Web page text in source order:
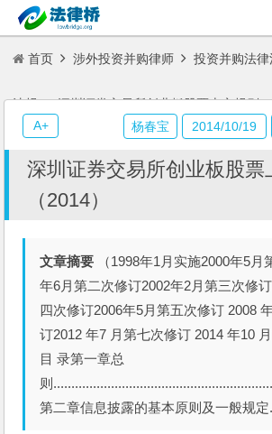
首页 涉外投资并购律师 投资并购法
法规 深圳证券交易所创业板股票上市规则
深圳证券交易所创业板股票
（2014）
文章摘要 （1998年1月实施2000年5月
年6月第二次修订2002年2月第三次修
四次修订2006年5月第五次修订 2008
订2012 年7 月第七次修订 2014 年10 月
目 录第一章总
则
第二章信息披露的基本原则及一般规定
杨春宝 2014/10/19
A+